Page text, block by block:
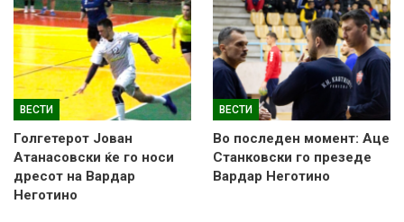
ВЕСТИ
Голгетерот Јован
Атанасовски ќе го носи
дресот на Вардар
Неготино
ВЕСТИ
Во последен момент: Аце
Станковски го презеде
Вардар Неготино